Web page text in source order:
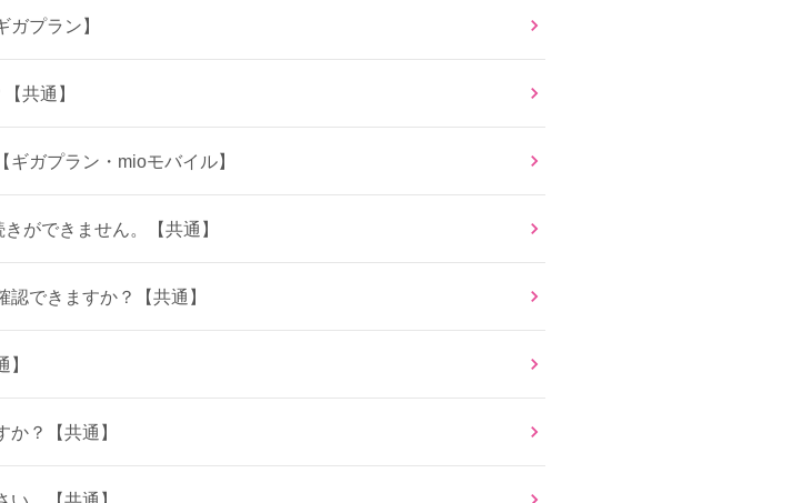
プラン】
共通】
ガプラン・mioモバイル】
ができません。【共通】
できますか？【共通】
？【共通】